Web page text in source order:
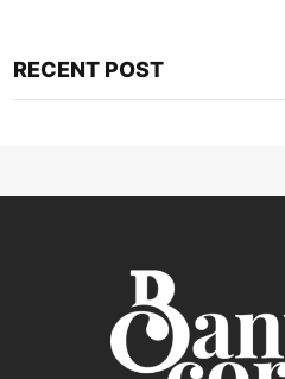
RECENT POST